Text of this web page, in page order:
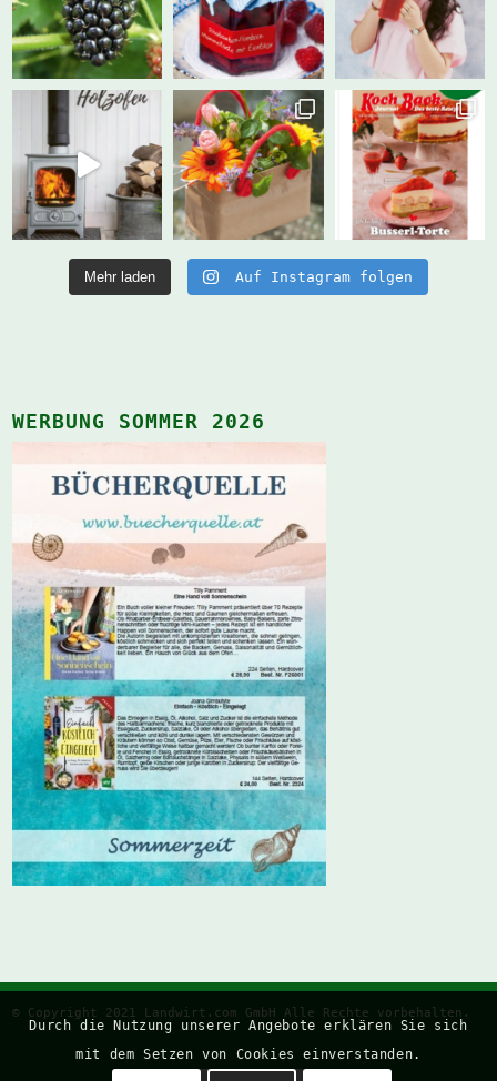
Mehr laden Auf Instagram folgen
WERBUNG SOMMER 2026
© Copyright 2021 Landwirt.com GmbH Alle Rechte vorbehalten.
Durch die Nutzung unserer Angebote erklären Sie sich
mit dem Setzen von Cookies einverstanden.